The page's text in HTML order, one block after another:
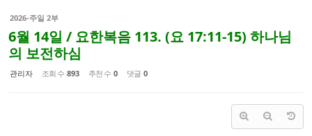
2026-주일 2부
6월 14일 / 요한복음 113. (요 17:11-15) 하나님
의 보전하심
관리자 조회 수 893 추천 수 0 댓글 0